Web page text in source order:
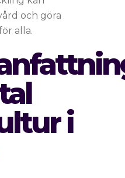
och göra
alla.
i